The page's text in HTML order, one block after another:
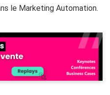
le Marketing Automation.